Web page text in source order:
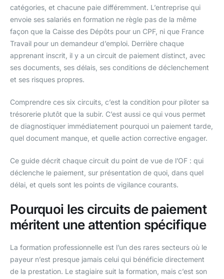
catégories, et chacune paie différemment. L’entreprise qui
envoie ses salariés en formation ne règle pas de la même
façon que la Caisse des Dépôts pour un CPF, ni que France
Travail pour un demandeur d’emploi. Derrière chaque
apprenant inscrit, il y a un circuit de paiement distinct, avec
ses documents, ses délais, ses conditions de déclenchement
et ses risques propres.
Comprendre ces six circuits, c’est la condition pour piloter sa
trésorerie plutôt que la subir. C’est aussi ce qui vous permet
de diagnostiquer immédiatement pourquoi un paiement tarde,
quel document manque, et quelle action corrective engager.
Ce guide décrit chaque circuit du point de vue de l’OF : qui
déclenche le paiement, sur présentation de quoi, dans quel
délai, et quels sont les points de vigilance courants.
Pourquoi les circuits de paiement
méritent une attention spécifique
La formation professionnelle est l’un des rares secteurs où le
payeur n’est presque jamais celui qui bénéficie directement
de la prestation. Le stagiaire suit la formation, mais c’est son